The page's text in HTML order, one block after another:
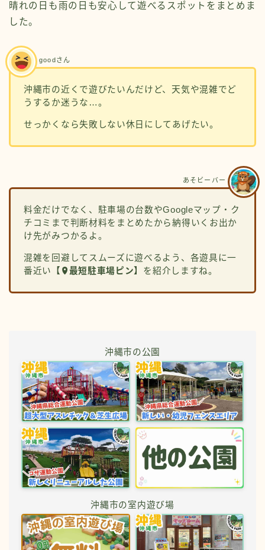
晴れの日も雨の日も安心して遊べるスポットをまとめま
した。
沖縄市の近くで遊びたいんだけど、天気や混雑でど
うするか迷うな…。
せっかくなら失敗しない休日にしてあげたい。
goodさん
料金だけでなく、駐車場の台数やGoogleマップ・ク
チコミまで判断材料をまとめたから納得いくお出か
け先がみつかるよ。
混雑を回避してスムーズに遊べるよう、各遊具に一
番近い
【 最短駐車場ピン】 を紹介しますね。
あそビーバー
沖縄市の公園
沖縄市の室内遊び場